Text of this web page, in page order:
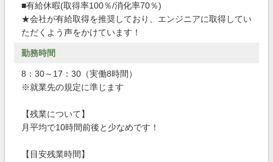
■有給休暇(取得率100％/消化率70％)
★会社が有給取得を推奨しており、エンジニアに取得してい
ただくよう声をかけています！
勤務時間
8：30～17：30（実働8時間）
※就業先の規定に準じます
【残業について】
月平均で10時間前後と少なめです！
【目安残業時間】